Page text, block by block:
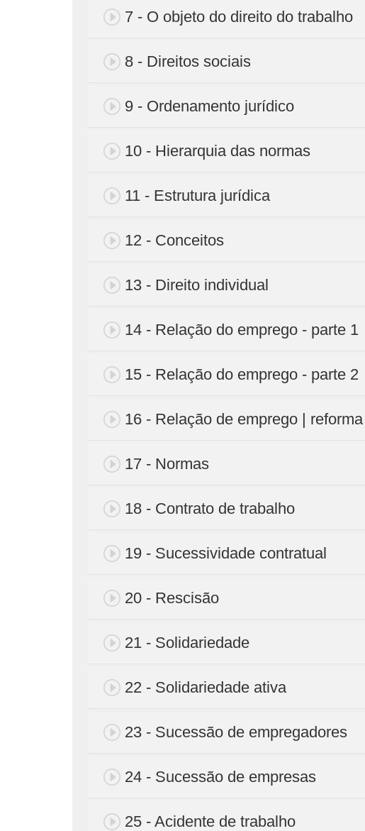
7 - O objeto do direito do trabalho
8 - Direitos sociais
9 - Ordenamento jurídico
10 - Hierarquia das normas
11 - Estrutura jurídica
12 - Conceitos
13 - Direito individual
14 - Relação do emprego - parte 1
15 - Relação do emprego - parte 2
16 - Relação de emprego |
17 - Normas
18 - Contrato de trabalho
19 - Sucessividade contratual
20 - Rescisão
21 - Solidariedade
22 - Solidariedade ativa
23 - Sucessão de empregadores
24 - Sucessão de empresas
25 - Acidente de trabalho